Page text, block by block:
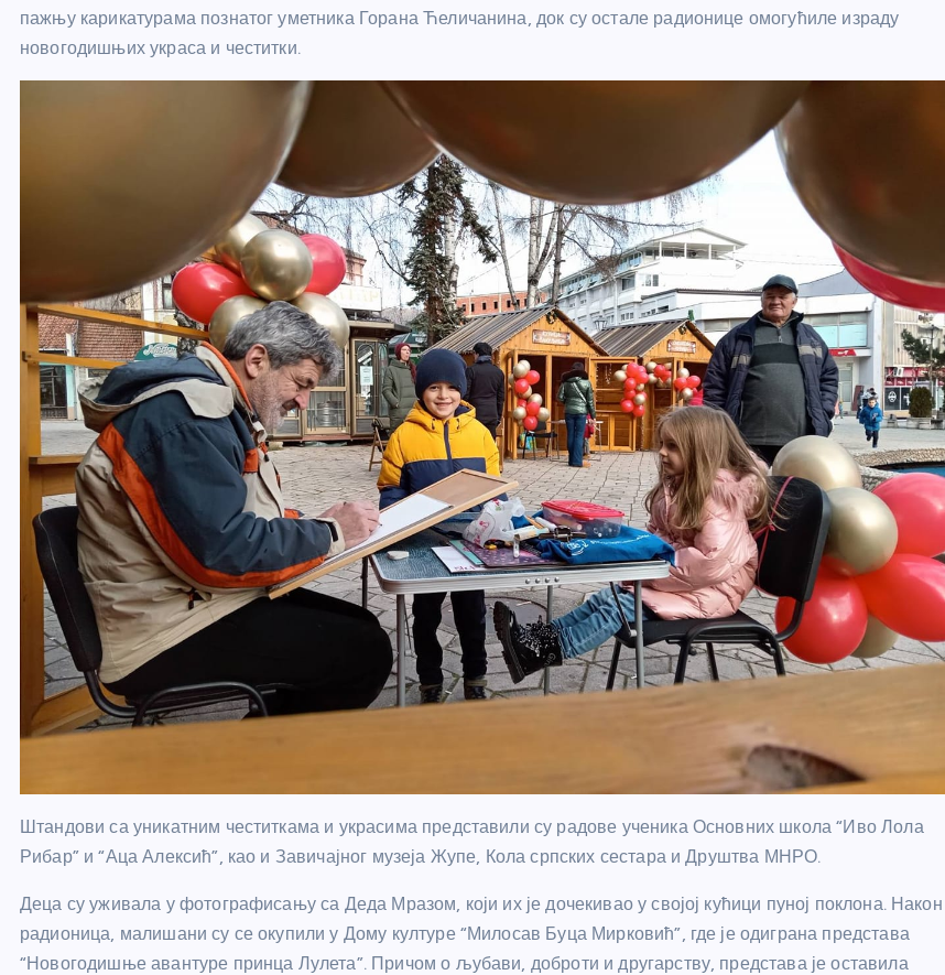
пажњу карикатурама познатог уметника Горана Ћеличанина, док су остале радионице омогућиле израду
новогодишњих украса и честитки.
Штандови са уникатним честиткама и украсима представили су радове ученика Основних школа “Иво Лола
Рибар” и “Аца Алексић”, као и Завичајног музеја Жупе, Кола српских сестара и Друштва МНРО.
Деца су уживала у фотографисању са Деда Мразом, који их је дочекивао у својој кућици пуној поклона. Након
радионица, малишани су се окупили у Дому културе “Милосав Буца Мирковић”, где је одиграна представа
“Новогодишње авантуре принца Лулета”. Причом о љубави, доброти и другарству, представа је оставила